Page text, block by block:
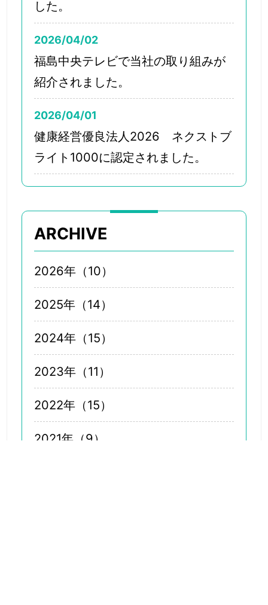
した。
2026/04/02
福島中央テレビで当社の取り組みが
紹介されました。
2026/04/01
健康経営優良法人2026 ネクストブ
ライト1000に認定されました。
ARCHIVE
2026年（10）
2025年（14）
2024年（15）
2023年（11）
2022年（15）
2021年（9）